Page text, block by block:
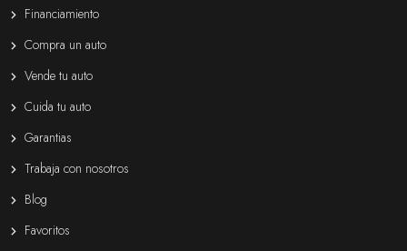
Financiamiento
Compra un auto
Vende tu auto
Cuida tu auto
Garantias
Trabaja con nosotros
Blog
Favoritos